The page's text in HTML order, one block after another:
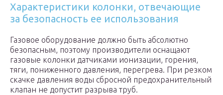
Характеристики колонки, отвечающие
за безопасность ее использования
Газовое оборудование должно быть абсолютно
безопасным, поэтому производители оснащают
газовые колонки датчиками ионизации, горения,
тяги, пониженного давления, перегрева. При резком
скачке давления воды сбросной предохранительный
клапан не допустит разрыва труб.